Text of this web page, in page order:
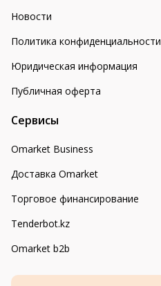
Новости
Политика конфиденциальности
Юридическая информация
Публичная оферта
Сервисы
Omarket Business
Доставка Omarket
Торговое финансирование
Tenderbot.kz
Omarket b2b